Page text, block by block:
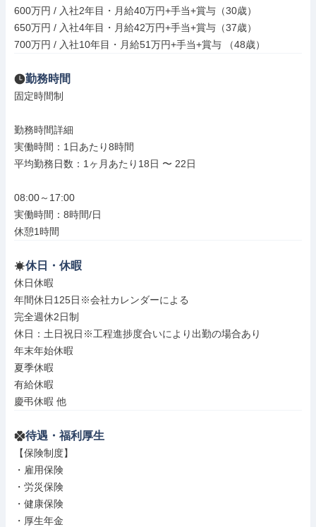
600万円 / 入社2年目・月給40万円+手当+賞与（30歳）
650万円 / 入社4年目・月給42万円+手当+賞与（37歳）
700万円 / 入社10年目・月給51万円+手当+賞与 （48歳）
勤務時間
固定時間制
勤務時間詳細
実働時間：1日あたり8時間
平均勤務日数：1ヶ月あたり18日 〜 22日
08:00～17:00
実働時間：8時間/日
休憩1時間
休日・休暇
休日休暇
年間休日125日※会社カレンダーによる
完全週休2日制
休日：土日祝日※工程進捗度合いにより出勤の場合あり
年末年始休暇
夏季休暇
有給休暇
慶弔休暇 他
待遇・福利厚生
【保険制度】
・雇用保険
・労災保険
・健康保険
・厚生年金